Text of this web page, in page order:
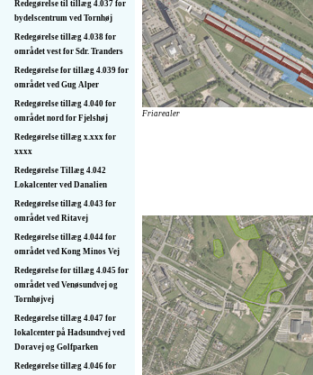
Redegørelse til tillæg 4.037 for
bydelscentrum ved Tornhøj
Redegørelse tillæg 4.038 for
området vest for Sdr. Tranders
Redegørelse for tillæg 4.039 for
området ved Gug Alper
Redegørelse tillæg 4.040 for
området nord for Fjelshøj
Redegørelse tillæg x.xxx for
xxxx
Redegørelse Tillæg 4.042
Lokalcenter ved Danalien
Redegørelse tillæg 4.043 for
området ved Ritavej
Redegørelse tillæg 4.044 for
området ved Kong Minos Vej
Redegørelse for tillæg 4.045 for
området ved Venøsundvej og
Tornhøjvej
Redegørelse tillæg 4.047 for
lokalcenter på Hadsundvej ved
Doravej og Golfparken
Redegørelse tillæg 4.046 for
Friarealer